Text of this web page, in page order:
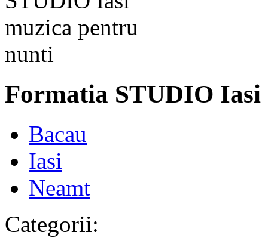
Formatia STUDIO Iasi
Bacau
Iasi
Neamt
Categorii: